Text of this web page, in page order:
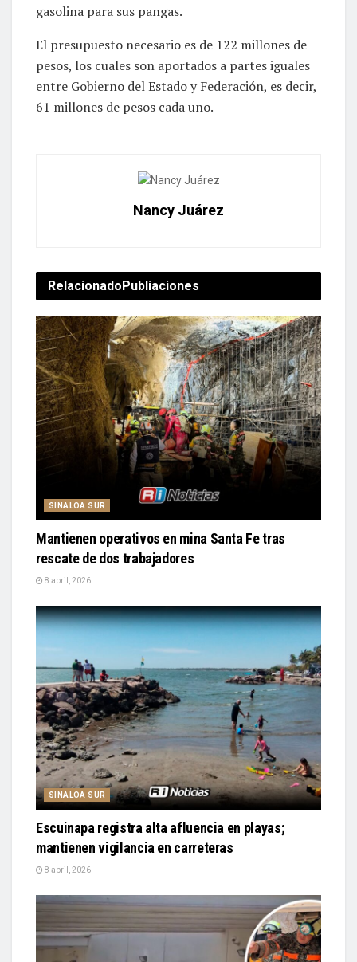
gasolina para sus pangas.
El presupuesto necesario es de 122 millones de
pesos, los cuales son aportados a partes iguales
entre Gobierno del Estado y Federación, es decir,
61 millones de pesos cada uno.
Nancy Juárez
Relacionado Publiaciones
SINALOA SUR
Mantienen operativos en mina Santa Fe tras
rescate de dos trabajadores
8 abril, 2026
SINALOA SUR
Escuinapa registra alta afluencia en playas;
mantienen vigilancia en carreteras
8 abril, 2026